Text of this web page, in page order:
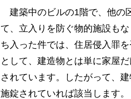
建築中のビルの1階で、他の
て、立入りを防ぐ物的施設も
ち入った件では、住居侵入罪
として、建造物とは単に家屋
されています。したがって、
施錠されていれば該当します。